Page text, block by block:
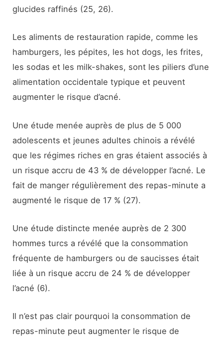
glucides raffinés (25, 26).
Les aliments de restauration rapide, comme les
hamburgers, les pépites, les hot dogs, les frites,
les sodas et les milk-shakes, sont les piliers d’une
alimentation occidentale typique et peuvent
augmenter le risque d’acné.
Une étude menée auprès de plus de 5 000
adolescents et jeunes adultes chinois a révélé
que les régimes riches en gras étaient associés à
un risque accru de 43 % de développer l’acné. Le
fait de manger régulièrement des repas-minute a
augmenté le risque de 17 % (27).
Une étude distincte menée auprès de 2 300
hommes turcs a révélé que la consommation
fréquente de hamburgers ou de saucisses était
liée à un risque accru de 24 % de développer
l’acné (6).
Il n’est pas clair pourquoi la consommation de
repas-minute peut augmenter le risque de